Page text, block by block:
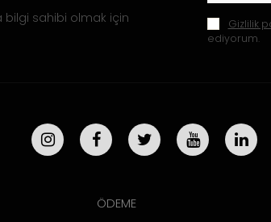
bilgi sahibi olmak için
Gizlilik
ediyorum.
ÖDEME